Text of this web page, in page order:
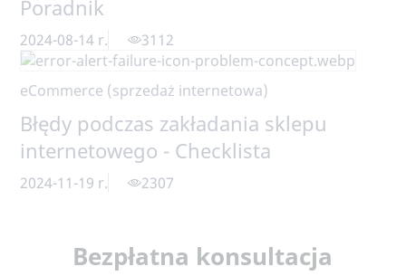
2024-08-14 r.
eCommerce (sprzedaż internetowa)
Błędy podczas zakładania sklepu
internetowego - Checklista
2024-11-19 r. 2307
Wypełnij formularz kontaktowy, a przeprowadzimy